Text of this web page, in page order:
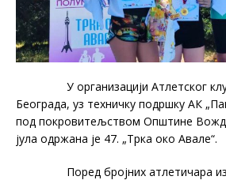
У организацији Атлетског
Београда, уз техничку подршку АК
под покровитељством Општине
јула одржана је 47. „Трка око Авале“.
Поред бројних атлетичара из